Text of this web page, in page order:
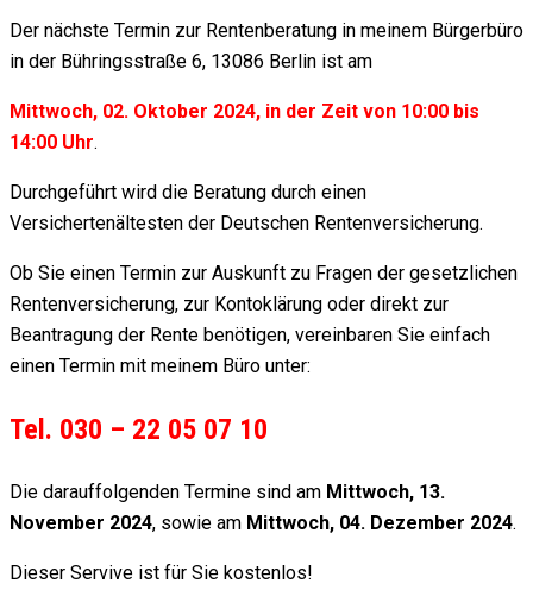
Der nächste Termin zur Rentenberatung in meinem Bürgerbüro
in der Bühringsstraße 6, 13086 Berlin ist am
Mittwoch, 02. Oktober 2024, in der Zeit von 10:00 bis
14:00 Uhr.
Durchgeführt wird die Beratung durch einen
Versichertenältesten der Deutschen Rentenversicherung.
Ob Sie einen Termin zur Auskunft zu Fragen der gesetzlichen
Rentenversicherung, zur Kontoklärung oder direkt zur
Beantragung der Rente benötigen, vereinbaren Sie einfach
einen Termin mit meinem Büro unter:
Tel. 030 – 22 05 07 10
Die darauffolgenden Termine sind am Mittwoch, 13.
November 2024, sowie am Mittwoch, 04. Dezember 2024.
Dieser Servive ist für Sie kostenlos!